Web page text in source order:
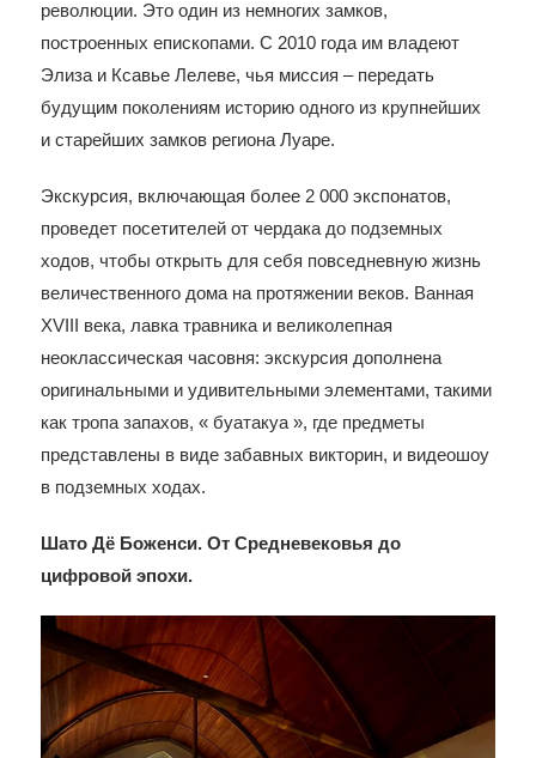
революции. Это один из немногих замков,
построенных епископами. С 2010 года им владеют
Элиза и Ксавье Лелеве, чья миссия – передать
будущим поколениям историю одного из крупнейших
и старейших замков региона Луаре.
Экскурсия, включающая более 2 000 экспонатов,
проведет посетителей от чердака до подземных
ходов, чтобы открыть для себя повседневную жизнь
величественного дома на протяжении веков. Ванная
XVIII века, лавка травника и великолепная
неоклассическая часовня: экскурсия дополнена
оригинальными и удивительными элементами, такими
как тропа запахов, « буатакуа », где предметы
представлены в виде забавных викторин, и видеошоу
в подземных ходах.
Шато Дё Боженси. От Средневековья до
цифровой эпохи.